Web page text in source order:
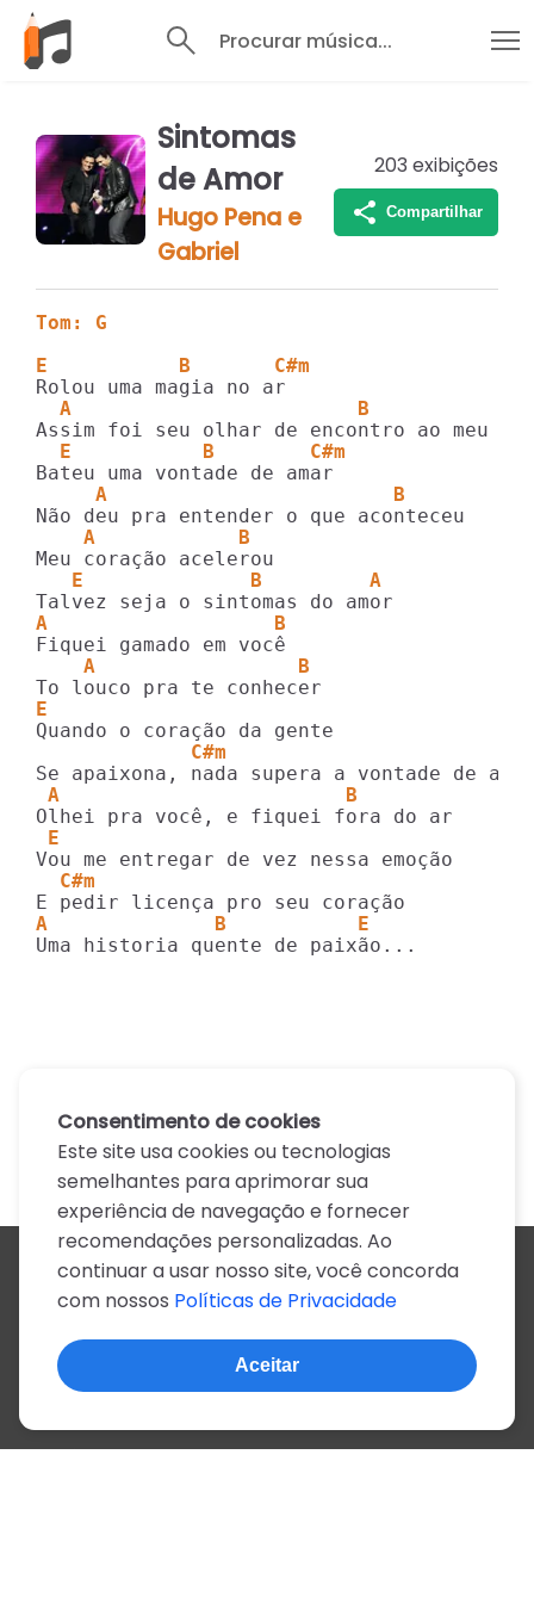
Procurar música...
Sintomas
de Amor
Hugo Pena e
Gabriel
203 exibições
Compartilhar
Tom: G
E           B       C#m
  A                        B
  E           B        C#m
     A                        B
    A            B
   E              B         A
A                   B
    A                 B
E
             C#m
A                        B
E
  C#m
A              B           E
Uma historia quente de paixão...
Todos os artistas
A
B C D E F G H I J
N
O P Q R S T U V W X
Z
0-9
© 2022, mais de 2 milhões de cifras e letras
Consentimento de cookies
Este site usa cookies ou tecnologias
semelhantes para aprimorar sua
experiência de navegação e fornecer
recomendações personalizadas. Ao
continuar a usar nosso site, você concorda
com nossos Políticas de Privacidade
Aceitar